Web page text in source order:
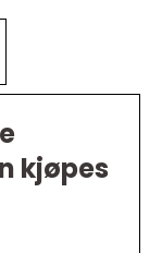
kjøpes